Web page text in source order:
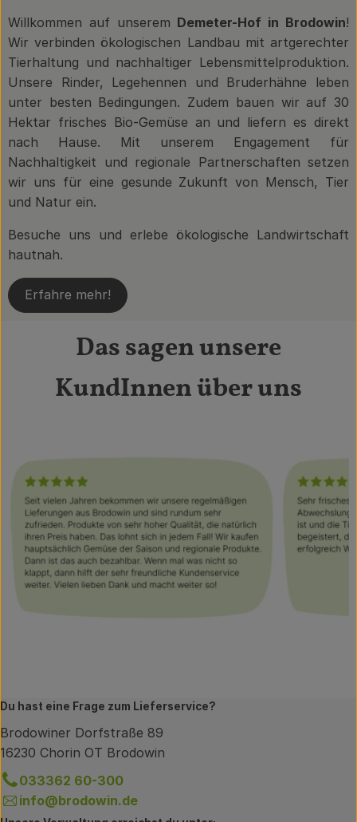
Willkommen auf unserem Demeter-Hof in Brodowin!
Wir verbinden ökologischen Landbau mit artgerechter
Tierhaltung und nachhaltiger Lebensmittelproduktion.
Unsere Rinder, Legehennen und Bruderhähne leben
unter besten Bedingungen. Zudem bauen wir auf 30
Hektar frisches Bio-Gemüse an und liefern es direkt
nach Hause. Mit unserem Engagement für
Nachhaltigkeit und regionale Partnerschaften setzen
wir uns für eine gesunde Zukunft von Mensch, Tier
und Natur ein.
Besuche uns und erlebe ökologische Landwirtschaft
hautnah.
Erfahre mehr!
Das sagen unsere
KundInnen über uns
Du hast eine Frage zum Lieferservice?
Brodowiner Dorfstraße 89
16230 Chorin OT Brodowin
033362 60-300
info@brodowin.de